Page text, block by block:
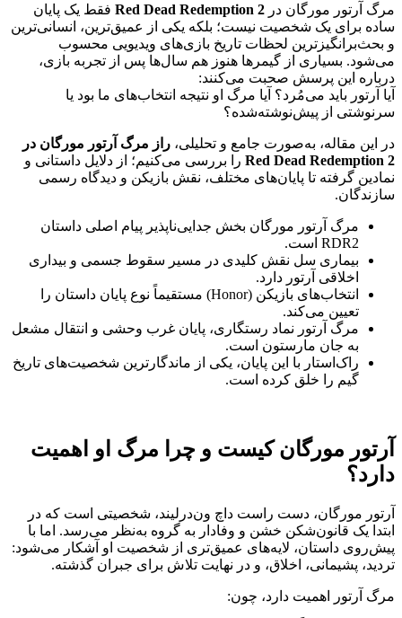
مرگ آرتور مورگان در Red Dead Redemption 2 فقط یک پایان
ساده برای یک شخصیت نیست؛ بلکه یکی از عمیق‌ترین، انسانی‌ترین
و بحث‌برانگیزترین لحظات تاریخ بازی‌های ویدیویی محسوب
می‌شود. بسیاری از گیمرها هنوز هم سال‌ها پس از تجربه بازی،
درباره این پرسش صحبت می‌کنند:
آیا آرتور باید می‌مُرد؟ آیا مرگ او نتیجه انتخاب‌های ما بود یا
سرنوشتی از پیش‌نوشته‌شده؟
در این مقاله، به‌صورت جامع و تحلیلی، راز مرگ آرتور مورگان در
Red Dead Redemption 2 را بررسی می‌کنیم؛ از دلایل داستانی و
نمادین گرفته تا پایان‌های مختلف، نقش بازیکن و دیدگاه رسمی
سازندگان.
مرگ آرتور مورگان بخش جدایی‌ناپذیر پیام اصلی داستان
RDR2 است.
بیماری سل نقش کلیدی در مسیر سقوط جسمی و بیداری
اخلاقی آرتور دارد.
انتخاب‌های بازیکن (Honor) مستقیماً نوع پایان داستان را
تعیین می‌کند.
مرگ آرتور نماد رستگاری، پایان غرب وحشی و انتقال مشعل
به جان مارستون است.
راک‌استار با این پایان، یکی از ماندگارترین شخصیت‌های تاریخ
گیم را خلق کرده است.
آرتور مورگان کیست و چرا مرگ او اهمیت
دارد؟
آرتور مورگان، دست راست داچ ون‌درلیند، شخصیتی است که در
ابتدا یک قانون‌شکن خشن و وفادار به گروه به‌نظر می‌رسد. اما با
پیش‌روی داستان، لایه‌های عمیق‌تری از شخصیت او آشکار می‌شود:
تردید، پشیمانی، اخلاق، و در نهایت تلاش برای جبران گذشته.
مرگ آرتور اهمیت دارد، چون: